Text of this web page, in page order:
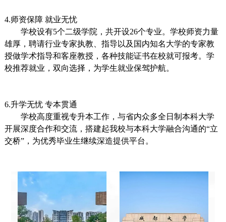
4.师资保障 就业无忧
学校设有5个二级学院，共开设26个专业。学校师资力量
雄厚，聘请行业专家执教、指导以及国内知名大学的专家教
授做学术指导和客座教授，各种技能证书在校就可报考。学
校推荐就业，双向选择，为学生就业保驾护航。
6.升学无忧 专本贯通
学校高度重视专升本工作，与省内众多全日制本科大学
开展深度合作和交流，搭建起我校与本科大学融合沟通的“立
交桥”，为优秀毕业生继续深造提供平台。